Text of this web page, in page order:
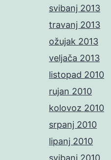
svibanj 2013
travanj 2013
ožujak 2013
veljača 2013
listopad 2010
rujan 2010
kolovoz 2010
srpanj 2010
lipanj 2010
svibanj 2010